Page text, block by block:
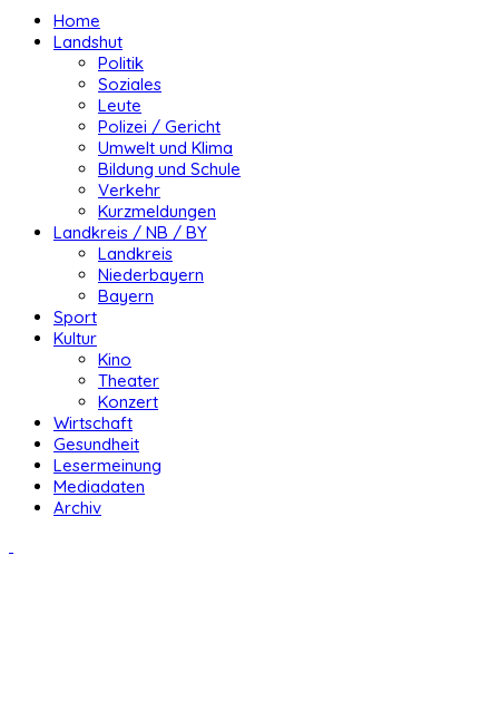
Home
Landshut
Politik
Soziales
Leute
Polizei / Gericht
Umwelt und Klima
Bildung und Schule
Verkehr
Kurzmeldungen
Landkreis / NB / BY
Landkreis
Niederbayern
Bayern
Sport
Kultur
Kino
Theater
Konzert
Wirtschaft
Gesundheit
Lesermeinung
Mediadaten
Archiv